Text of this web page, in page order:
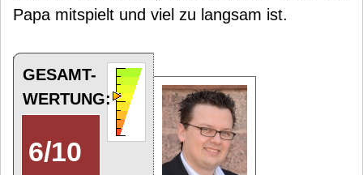
Papa mitspielt und viel zu langsam ist.
GESAMT-
WERTUNG:
6/10